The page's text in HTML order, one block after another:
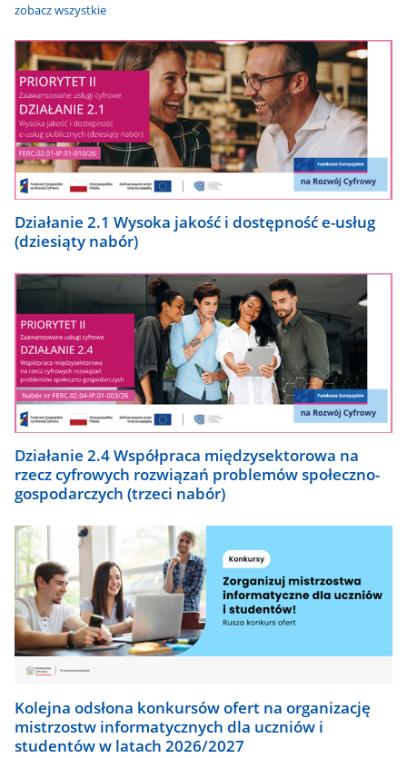
zobacz wszystkie
Działanie 2.1 Wysoka jakość i dostępność e-usług
(dziesiąty nabór)
Działanie 2.4 Współpraca międzysektorowa na
rzecz cyfrowych rozwiązań problemów społeczno-
gospodarczych (trzeci nabór)
Kolejna odsłona konkursów ofert na organizację
mistrzostw informatycznych dla uczniów i
studentów w latach 2026/2027